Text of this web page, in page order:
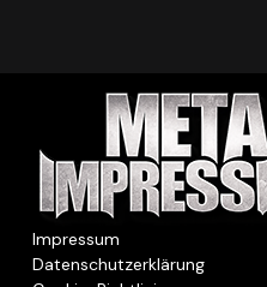
Impressum
Datenschutzerklärung